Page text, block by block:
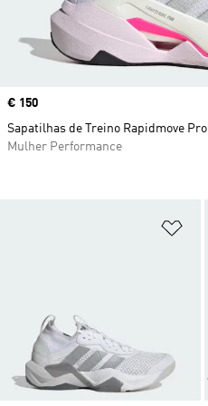
Price
€ 150
Sapatilhas de Treino Rapidmove Pro
Mulher Performance